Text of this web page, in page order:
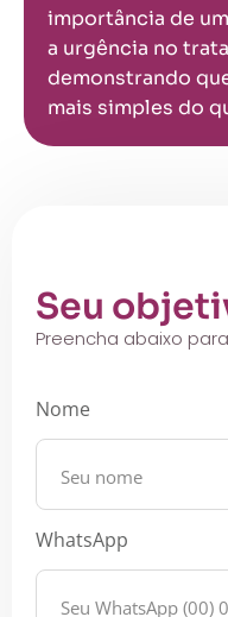
importância de
a urgência no
demonstrando
mais simples do
Seu
Preencha abaixo
Nome
WhatsApp